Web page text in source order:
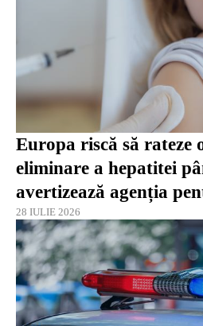
Europa riscă să rateze
eliminare a hepatitei
avertizează agenția
28 IULIE 2026